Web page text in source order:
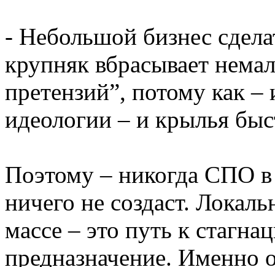
- Небольшой бизнес
крупняк вбрасывает
претензий”, потому как
идеологии – и крылья
Поэтому – никогда СПО в
ничего не создаст.
массе – это путь к
предназначение. Именно